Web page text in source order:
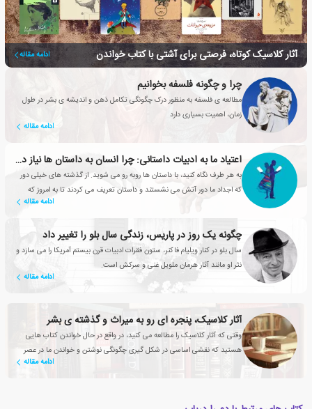
آثار کلاسیک کوتاه، فرصتی برای آشتی با کتاب خواندن ادامه مقاله
چرا و چگونه فلسفه بخوانیم
مطالعه ی فلسفه به منظور درک چگونگی تکامل ذهن و اندیشه ی بشر در طول
زمان، اهمیت بسیاری دارد
ادامه مقاله
اعتیاد ما به ادبیات داستانی: چرا انسان به داستان ها نیاز دارد؟
به هر طرف نگاه کنید، با داستان ها روبه رو می شوید. از گذشته های خیلی دور
که اجداد ما دور آتش می نشستند و داستان تعریف می کردند تا به امروز که
ادامه مقاله
چگونه یک روز در پاریس، زندگی سال بلو را تغییر داد
سال بلو در کنار ویلیام فاکنر، ستون فقرات ادبیات قرن بیستم آمریکا را می سازد و
نثر او مانند آثار هرمان ملویل غنی و سرکش است.
ادامه مقاله
آثار کلاسیک، پنجره ای رو به میراث و گذشته ی بشر
وقتی که آثار کلاسیک را مطالعه می کنید، در واقع در حال خواندن کتاب هایی
هستید که نقشی اساسی در شکل گیری چگونگی نوشتن و خواندن ما در عصر
ادامه مقاله